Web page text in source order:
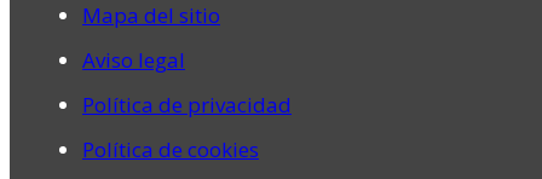
Mapa del sitio
Aviso legal
Política de privacidad
Política de cookies